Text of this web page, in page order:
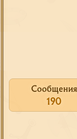
Сообщения
190